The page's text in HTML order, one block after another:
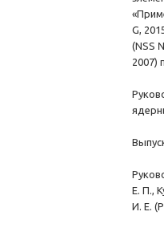
G,
(NSS
2007)
Е. П.,
И. Е.